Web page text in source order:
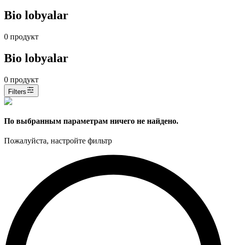
Bio lobyalar
0 продукт
Bio lobyalar
0 продукт
Filters
По выбранным параметрам ничего не найдено.
Пожалуйста, настройте фильтр